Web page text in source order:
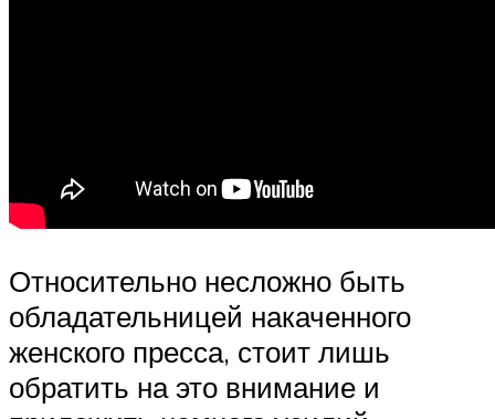
Относительно несложно быть
обладательницей накаченного
женского пресса, стоит лишь
обратить на это внимание и